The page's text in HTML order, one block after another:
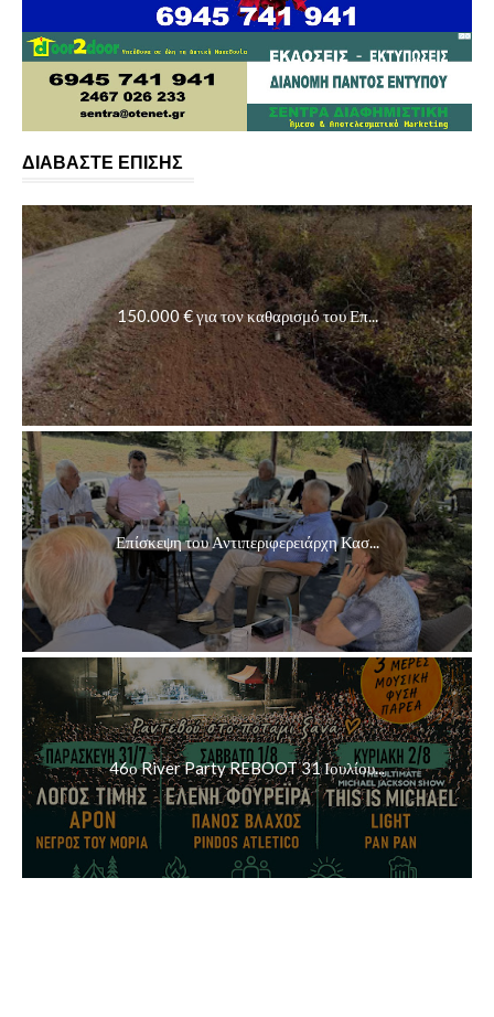
ΔΙΑΒΑΣΤΕ ΕΠΙΣΗΣ
150.000 € για τον καθαρισμό του Επ...
Επίσκεψη του Αντιπεριφερειάρχη Κασ...
46ο River Party REBOOT 31 Ιουλίου...